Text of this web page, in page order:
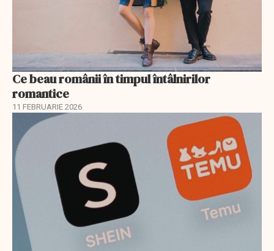
Ce beau românii în timpul întâlnirilor
romantice
11 FEBRUARIE 2026